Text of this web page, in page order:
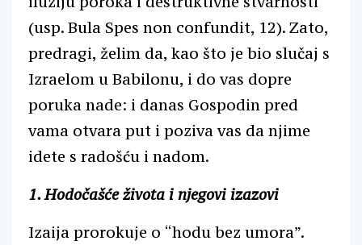
(usp. Bula Spes non confundit, 12). Zato,
predragi, želim da, kao što je bio slučaj s
Izraelom u Babilonu, i do vas dopre
poruka nade: i danas Gospodin pred
vama otvara put i poziva vas da njime
idete s radošću i nadom.
1. Hodočašće života i njegovi izazovi
Izaija prorokuje o “hodu bez umora”.